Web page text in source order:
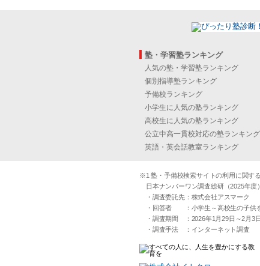
塾・学習塾ランキング
人気の塾・学習塾ランキング
個別指導塾ランキング
予備校ランキング
小学生に人気の塾ランキング
高校生に人気の塾ランキング
公立中高一貫校対応の塾ランキング
英語・英会話教室ランキング
※1 塾・予備校検索サイトの利用に関す
日本ナンバーワン調査総研（2025年度
・調査委託先：株式会社アスマーク
・回答者 ：小学生～高校生の子供
・調査期間 ：2026年1月29日～2月3日
・調査手法 ：インターネット調査